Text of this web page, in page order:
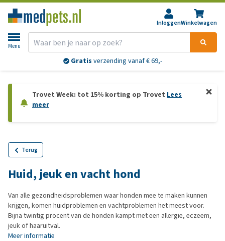
InloggenWinkelwagen
Menu
Gratis verzending vanaf € 69,-
Trovet Week: tot 15% korting op Trovet Lees
meer
Terug
Huid, jeuk en vacht hond
Van alle gezondheidsproblemen waar honden mee te maken kunnen
krijgen, komen huidproblemen en vachtproblemen het meest voor.
Bijna twintig procent van de honden kampt met een allergie, eczeem,
jeuk of haaruitval.
Meer informatie